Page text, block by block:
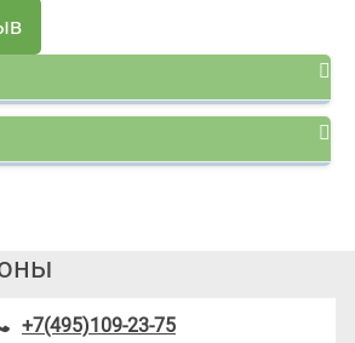
+7(495)109-23-75